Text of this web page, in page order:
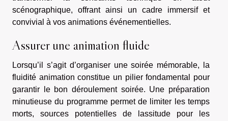
scénographique, offrant ainsi un cadre immersif et
convivial à vos animations événementielles.
Assurer une animation fluide
Lorsqu’il s’agit d’organiser une soirée mémorable, la
fluidité animation constitue un pilier fondamental pour
garantir le bon déroulement soirée. Une préparation
minutieuse du programme permet de limiter les temps
morts, sources potentielles de lassitude pour les